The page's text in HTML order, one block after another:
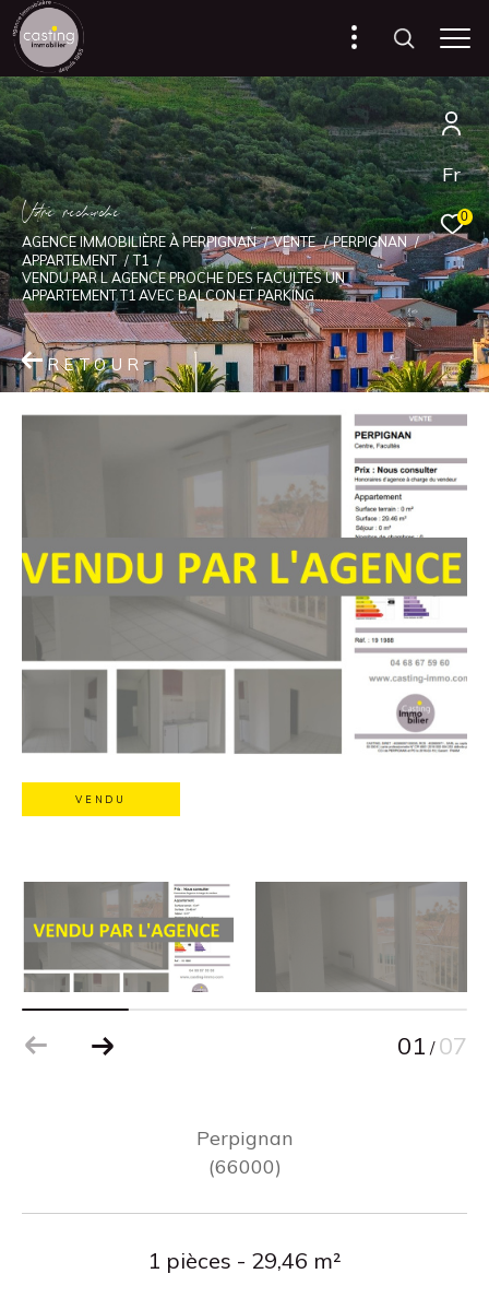
Fr
0
Vore recece
AGENCE IMMOBILIÈRE À PERPIGNAN VENTE
PERPIGNAN
APPARTEMENT
T1
VENDU PAR L AGENCE PROCHE DES FACULTES UN
APPARTEMENT T1 AVEC BALCON ET PARKING
RETOUR
VENDU
01 / 07
Perpignan
(66000)
1 pièces - 29,46 m²